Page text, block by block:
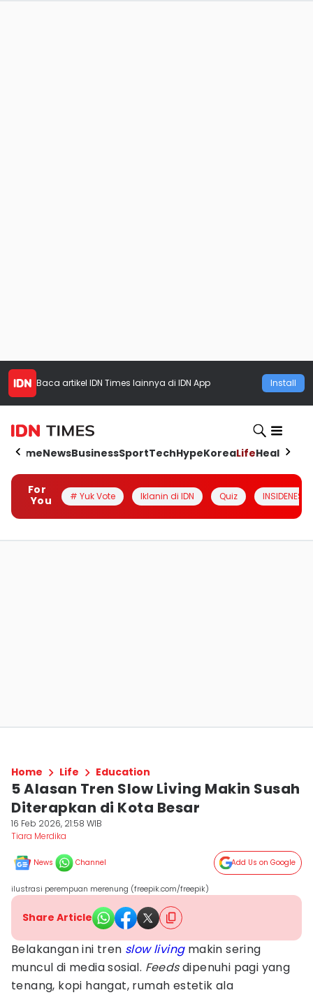
Baca artikel IDN Times lainnya di IDN App Install
HomeNewsBusinessSportTechHypeKoreaLifeHealth
For
You
# Yuk Vote Iklanin di IDN Quiz INSIDENESIA
Home Life Education
5 Alasan Tren Slow Living Makin Susah
Diterapkan di Kota Besar
16 Feb 2026, 21:58 WIB
Tiara Merdika
News Channel Add Us on Google
ilustrasi perempuan merenung (freepik.com/freepik)
Share Article
Belakangan ini tren slow living makin sering
muncul di media sosial. Feedsdipenuhi pagi yang
tenang, kopi hangat, rumah estetik ala